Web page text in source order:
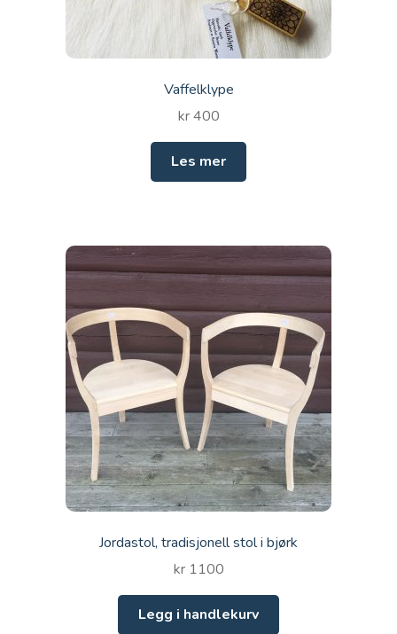
Vaffelklype
kr400
Les mer
Jordastol, tradisjonell stol i bjørk
kr1100
Legg i handlekurv